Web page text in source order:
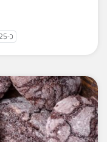
כ-25 דקות